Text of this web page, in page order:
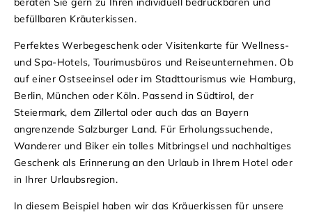
befüllbaren Kräuterkissen.
Perfektes Werbegeschenk oder Visitenkarte für Wellness-
und Spa-Hotels, Tourimusbüros und Reiseunternehmen. Ob
auf einer Ostseeinsel oder im Stadttourismus wie Hamburg,
Berlin, München oder Köln. Passend in Südtirol, der
Steiermark, dem Zillertal oder auch das an Bayern
angrenzende Salzburger Land. Für Erholungssuchende,
Wanderer und Biker ein tolles Mitbringsel und nachhaltiges
Geschenk als Erinnerung an den Urlaub in Ihrem Hotel oder
in Ihrer Urlaubsregion.
In diesem Beispiel haben wir das Kräuerkissen für unsere